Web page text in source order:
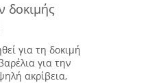
δοκιμής
για τη δοκιμή
για την
ακρίβεια,